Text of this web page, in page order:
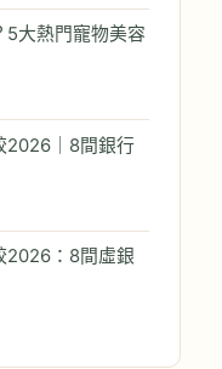
5大熱門寵物美容
2026｜8間銀行
2026：8間虛銀